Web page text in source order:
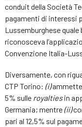
conduit della Società
pagamenti di interessi
Lussemburghese
riconosceva
Convenzione Italia-
Diversamente, con
CTP Torino: (i)
5% sulle royaltiesin
Germania; mentre(ii)
pari al 12,5% sul